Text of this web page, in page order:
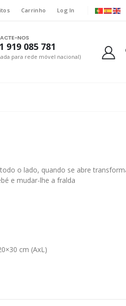
Carrinho Log In
NOS
919 085 781
para rede móvel nacional)
o lado, quando se abre
e mudar-lhe a fralda
cm (AxL)